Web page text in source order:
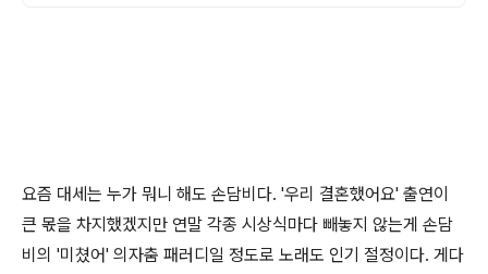
요즘 대세는 누가 뭐니 해도 손담비다. '우리 결혼했어요' 출연이
큰 몫을 차지했겠지만 연말 각종 시상식마다 빼놓지 않는게 손담
비의 '미쳤어' 의자춤 패러디일 정도로 노래도 인기 절정이다. 게다